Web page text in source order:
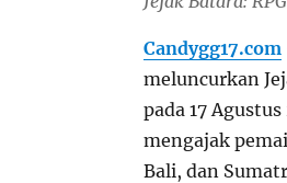
Candygg17.com
meluncurkan
pada 17
mengajak
Bali, dan